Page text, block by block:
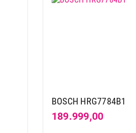
BOSCH HRG7784B1
189.999,00